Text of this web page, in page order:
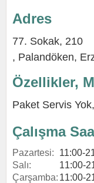
Adres
77. Sokak, 210
, Palandöken,
Özellikler,
Paket Servis
Çalışma
Pazartesi:
11:00-
Salı:
11:00-
Çarşamba: 11:00-